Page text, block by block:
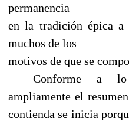
permanencia
en la tradición épica
muchos de los
motivos de que se
Conforme a
ampliamente el
contienda se inicia